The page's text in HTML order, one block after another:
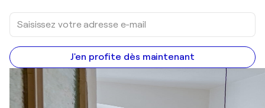
J'en profite dès maintenant